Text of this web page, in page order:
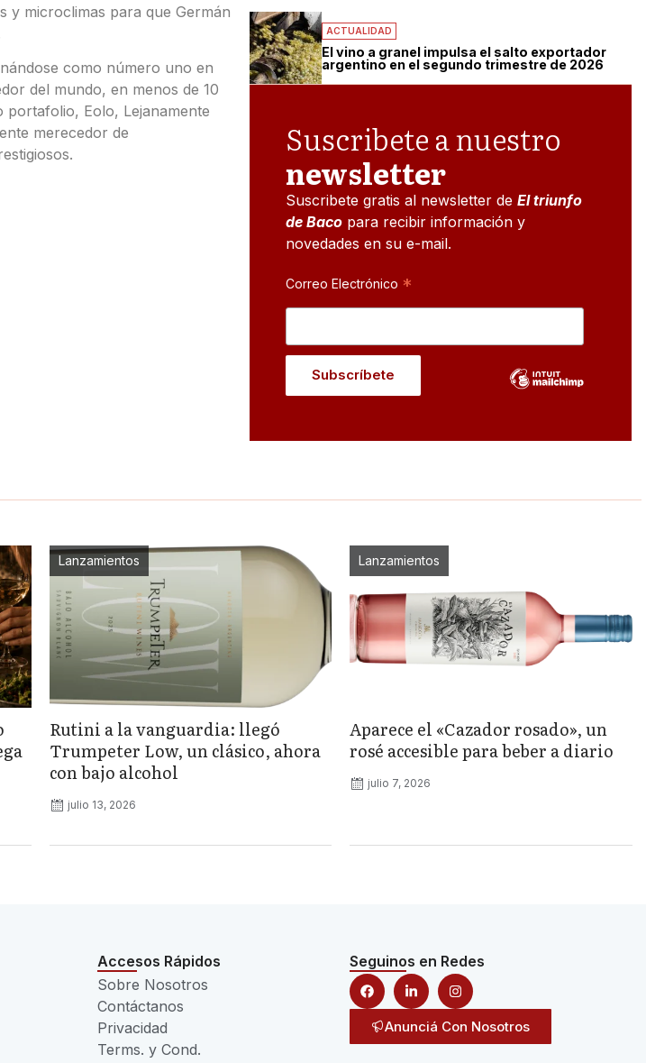
y microclimas para que Germán
como número uno en
del mundo, en menos de 10
portafolio, Eolo, Lejanamente
merecedor de
ACTUALIDAD
El vino a granel impulsa el salto exportador
argentino en el segundo trimestre de 2026
Suscribete a nuestro
newsletter
Suscribete gratis al newsletter deEl triunfo
de Baco para recibir información y
novedades en su e-mail.
Correo Electrónico *
Lanzamientos
Rutini a la vanguardia: llegó
Trumpeter Low, un clásico, ahora
con bajo alcohol
julio 13, 2026
Lanzamientos
Aparece el «Cazador rosado», un
rosé accesible para beber a diario
julio 7, 2026
Accesos Rápidos
Sobre Nosotros
Contáctanos
Privacidad
Terms. y Cond.
Seguinos en Redes
Anunciá Con Nosotros